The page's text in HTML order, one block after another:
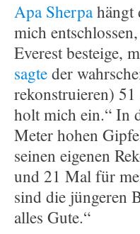
Apa Sherpahängt
mich
Everest besteige,
sagteder
rekonstruieren)
holt mich ein.“ In
Meter hohen
seinen eigenen
und 21 Mal für
sind die jüngeren
alles Gute.“